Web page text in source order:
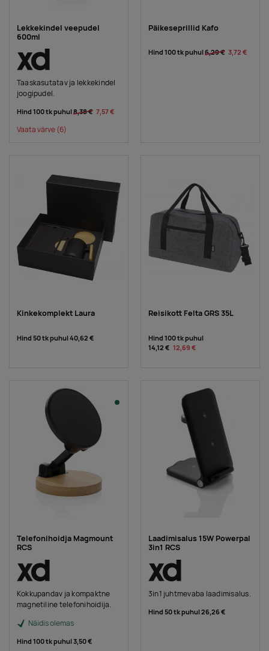
Lekkekindel veepudel
600ml
Taaskasutatav ja lekkekindel
joogipudel.
Hind 100 tk puhul8,38 € 7,57 €
Vaata värve(6)
Päikeseprillid Kafo
Hind 100 tk puhul6,29 € 3,72 €
Kinkekomplekt Laura
Hind 50 tk puhul40,62 €
Reisikott Felta GRS 35L
Hind 100 tk puhul
14,12 € 12,69 €
Telefonihoidja Magmount
RCS
Kokkupandav ja kompaktne
magnetiline telefonihoidija.
Näidis olemas
Hind 100 tk puhul3,50 €
Laadimisalus 15W Powerpal
3in1 RCS
3in1 juhtmevaba laadimisalus.
Hind 50 tk puhul26,26 €